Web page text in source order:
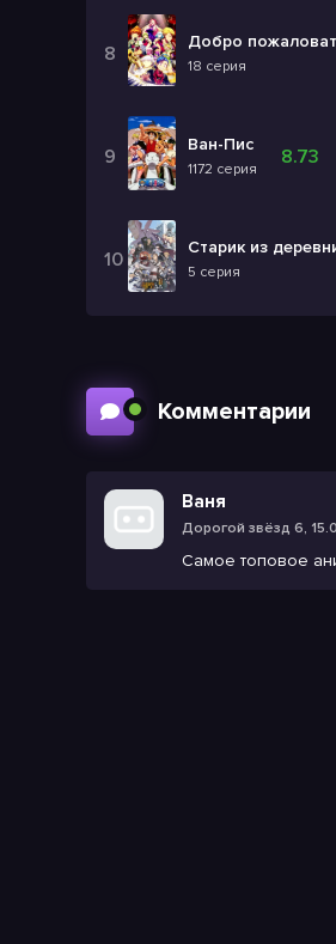
Добро
18 серия
Ван-Пис
1172 серия
8.73
Старик из
5 серия
Комментарии
Ваня
Дорогой звёзд 6,
Самое топовое